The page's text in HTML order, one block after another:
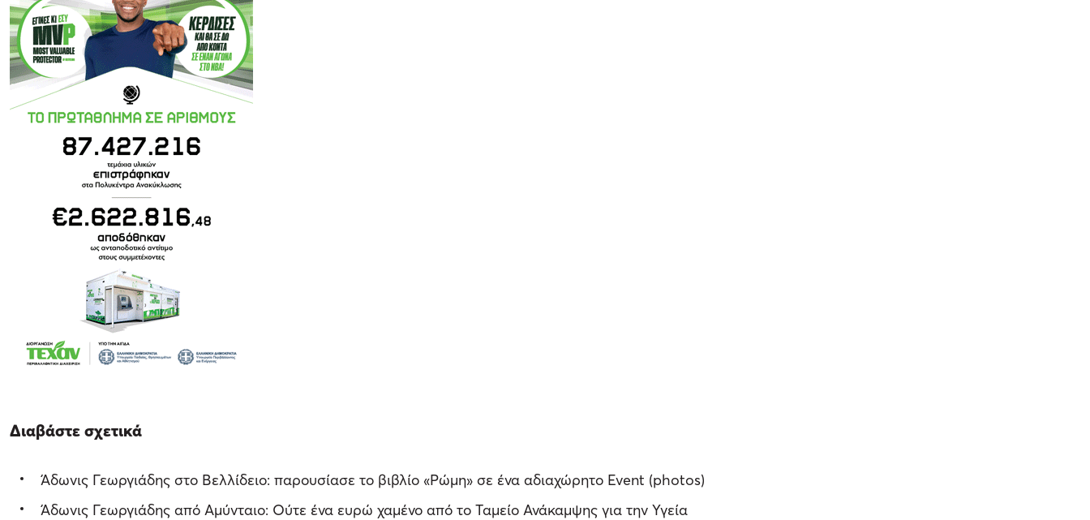
Διαβάστε σχετικά
Άδωνις Γεωργιάδης στο Βελλίδειο: παρουσίασε το βιβλίο «Ρώμη» σε ένα αδιαχώρητο Event (photos)
Άδωνις Γεωργιάδης από Αμύνταιο: Ούτε ένα ευρώ χαμένο από το Ταμείο Ανάκαμψης για την Υγεία